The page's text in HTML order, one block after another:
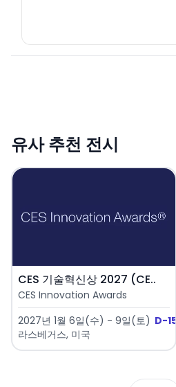
유사 추천 전시
CES 기술혁신상 2027 (CE..
CES Innovation Awards
2027년 1월 6일(수) - 9일(토) D-151
라스베거스, 미국